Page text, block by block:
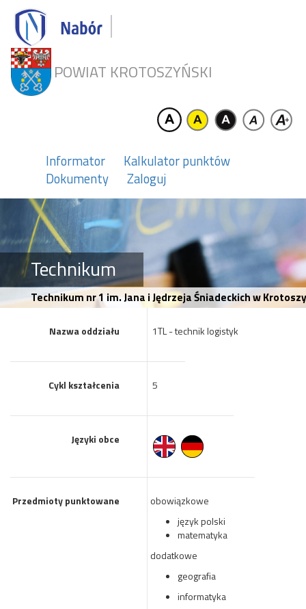
POWIAT KROTOSZYŃSKI
Informator
Kalkulator punktów
Dokumenty
Zaloguj
Technikum
Technikum nr 1 im. Jana i Jędrzeja Śniadeckich w
Nazwa oddziału 1TL - technik logistyk
Cykl kształcenia 5
Języki obce
Przedmioty punktowane
obowiązkowe
język polski
matematyka
dodatkowe
geografia
informatyka